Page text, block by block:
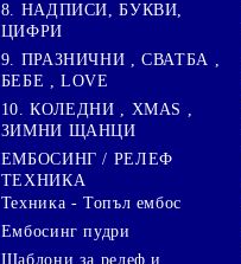
8. НАДПИСИ, БУКВИ,
ЦИФРИ
9. ПРАЗНИЧНИ , СВАТБА ,
БЕБЕ , LOVE
10. КОЛЕДНИ , XMAS ,
ЗИМНИ ЩАНЦИ
ЕМБОСИНГ / РЕЛЕФ
ТЕХНИКА
Техника - Топъл ембос
Ембосинг пудри
Шаблони за релеф и